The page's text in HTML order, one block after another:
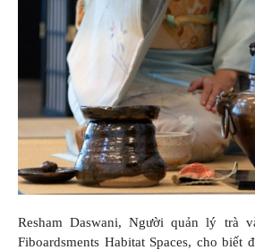
Resham Daswani, Người quản lý trà
Fiboardsments Habitat Spaces, cho biết